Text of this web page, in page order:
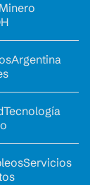
Argentina
Tecnología
Servicios